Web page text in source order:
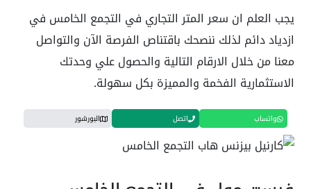
يجب العلم ان سعر المتر التجاري في التجمع الخامس في
ازدياد دائم لذلك ننصحك باقتناص الفرصة الآن والتواصل
معنا من خلال الارقام التالية والحصول علي وحدتك
الاستثمارية الفخمة والمميزة بكل سهولة.
واتساب اتصل البورشور